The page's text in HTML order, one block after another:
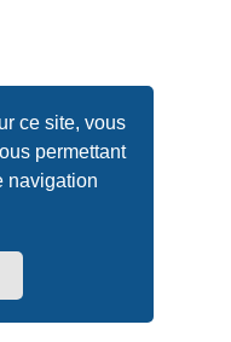
ce site, vous
permettant
navigation